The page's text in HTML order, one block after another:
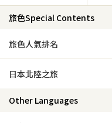
旅色Special Contents
旅色人氣排名
日本北陸之旅
Other Languages